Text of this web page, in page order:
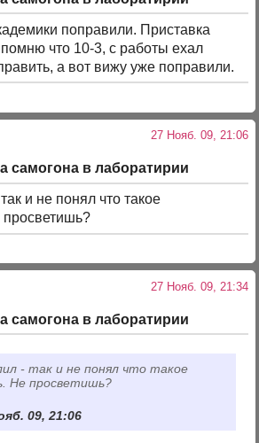
поправили. Приставка
что 10-3, с работы ехал
а вот вижу уже поправили.
27 Нояб. 09, 21:06
самогона в лаборатирии
и не понял что такое
27 Нояб. 09, 21:34
самогона в лаборатирии
- так и не понял что такое
Не просветишь?
09, 21:06